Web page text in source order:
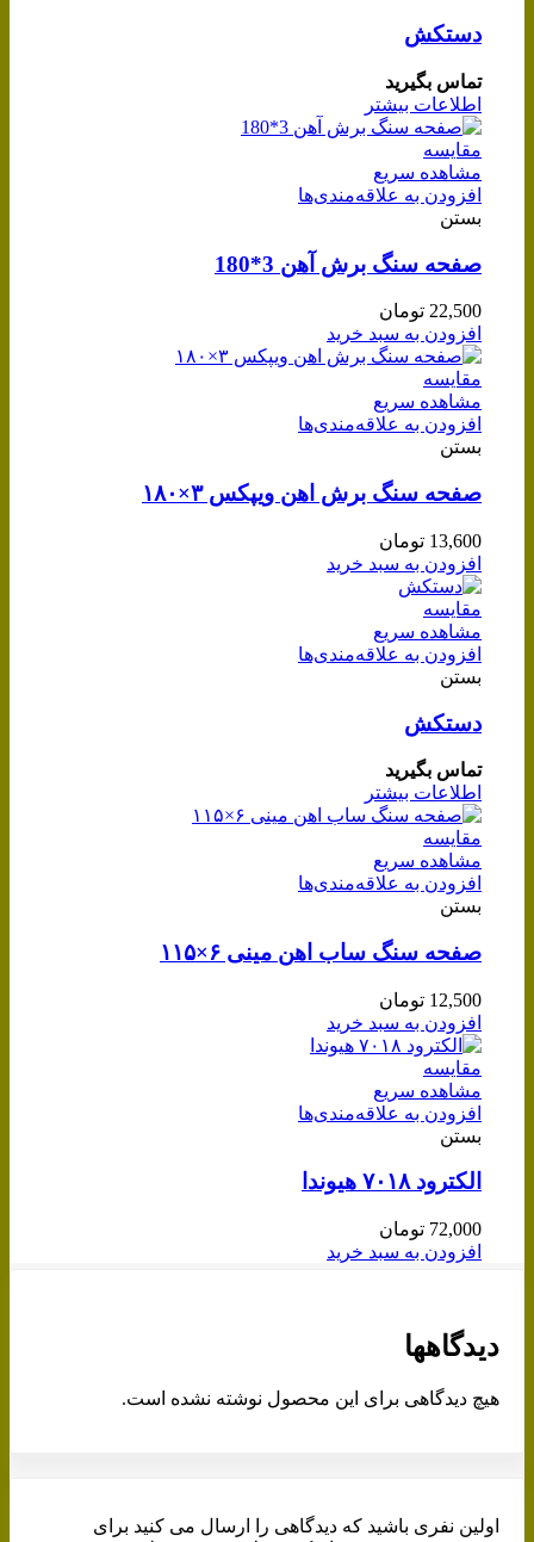
دستکش
تماس بگیرید
اطلاعات بیشتر
مقایسه
مشاهده سریع
افزودن به علاقه‌مندی‌ها
بستن
صفحه سنگ برش آهن 3*180
22,500 تومان
افزودن به سبد خرید
مقایسه
مشاهده سریع
افزودن به علاقه‌مندی‌ها
بستن
صفحه سنگ برش اهن ویپکس ۳×۱۸۰
13,600 تومان
افزودن به سبد خرید
مقایسه
مشاهده سریع
افزودن به علاقه‌مندی‌ها
بستن
دستکش
تماس بگیرید
اطلاعات بیشتر
مقایسه
مشاهده سریع
افزودن به علاقه‌مندی‌ها
بستن
صفحه سنگ ساب اهن مینی ۶×۱۱۵
12,500 تومان
افزودن به سبد خرید
مقایسه
مشاهده سریع
افزودن به علاقه‌مندی‌ها
بستن
الکترود ۷۰۱۸ هیوندا
72,000 تومان
افزودن به سبد خرید
دیدگاهها
هیچ دیدگاهی برای این محصول نوشته نشده است.
اولین نفری باشید که دیدگاهی را ارسال می کنید برای